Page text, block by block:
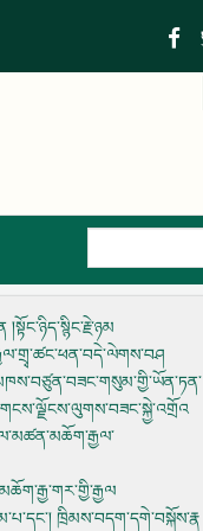
ཁྲིམས་བདག་དགེ་བསྐོས་རྣ